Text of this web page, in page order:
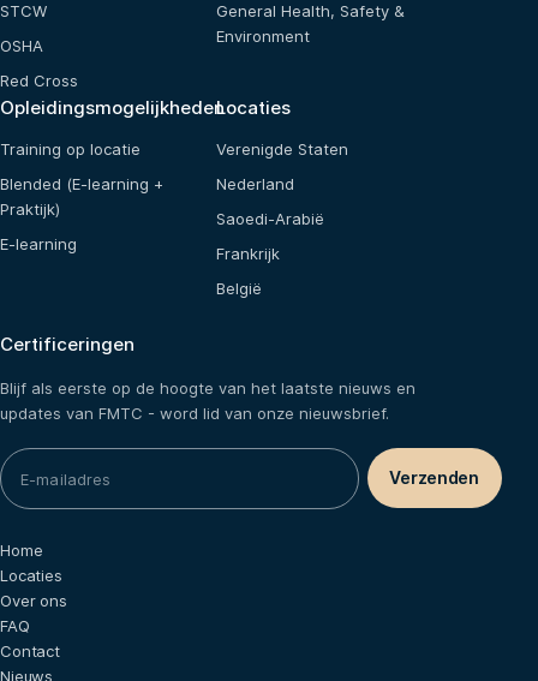
STCW
OSHA
Red Cross
General Health, Safety &
Environment
Opleidingsmogelijkheden
Training op locatie
Blended (E-learning +
Praktijk)
E-learning
Locaties
Verenigde Staten
Nederland
Saoedi-Arabië
Frankrijk
België
Certificeringen
Blijf als eerste op de hoogte van het laatste nieuws en
updates van FMTC - word lid van onze nieuwsbrief.
Home
Locaties
Over ons
FAQ
Contact
Nieuws